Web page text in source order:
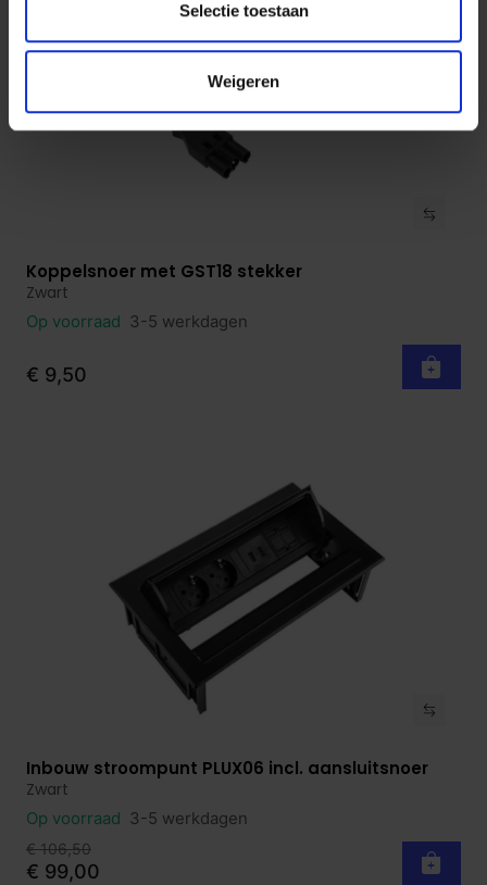
Selectie toestaan
Weigeren
Bekijk product
Koppelsnoer met GST18 stekker
Zwart
Op voorraad 3-5 werkdagen
€ 9,50
Bekijk product
Inbouw stroompunt PLUX06 incl. aansluitsnoer
Zwart
Op voorraad 3-5 werkdagen
€ 106,50
€ 99,00